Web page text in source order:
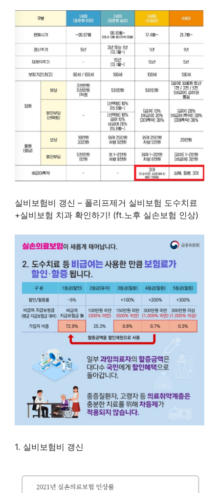
실비보험비 갱신 – 폴리프제거 실비보험 도수치료
+실비보험 치과 확인하기! (ft.노후 실손보험 인상)
1. 실비보험비 갱신